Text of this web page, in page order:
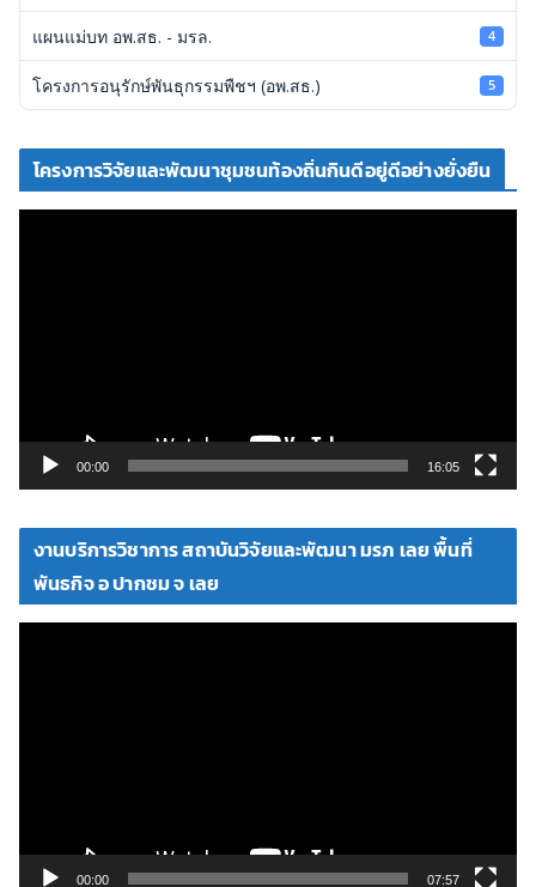
แผนแม่บท อพ.สธ. - มรล. 4
โครงการอนุรักษ์พันธุกรรมพืชฯ (อพ.สธ.) 5
โครงการวิจัยและพัฒนาชุมชนท้องถิ่นกินดีอยู่ดีอย่างยั่งยืน
ดี
โ
00:00 16:05
งานบริการวิชาการ สถาบันวิจัยและพัฒนา มรภ เลย พื้นที่
พันธกิจ อ ปากชม จ เลย
00:00 07:57